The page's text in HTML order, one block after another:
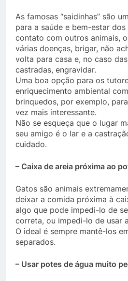
As famosas “saidinhas” são
para a saúde e bem-estar
contato com outros animais,
várias doenças, brigar, não
volta para casa e, no caso
castradas, engravidar.
Uma boa opção para os
enriquecimento ambiental
brinquedos, por exemplo,
vez mais interessante.
Não se esqueça que o lugar
seu amigo é o lar e a
cuidado.
– Caixa de areia próxima ao
Gatos são animais
deixar a comida próxima à
algo que pode impedi-lo de
correta, ou impedi-lo de usar
O ideal é sempre mantê-los
separados.
– Usar potes de água muito